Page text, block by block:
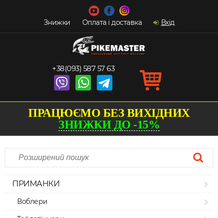
Знижки Оплата і доставка Вхід
+38(093) 587 57 63
ПРАЦЮЄМО БЕЗ ВИХІДНИХ
ЗНИЖКИ ДО -15%
ПРИМАНКИ
Воблери